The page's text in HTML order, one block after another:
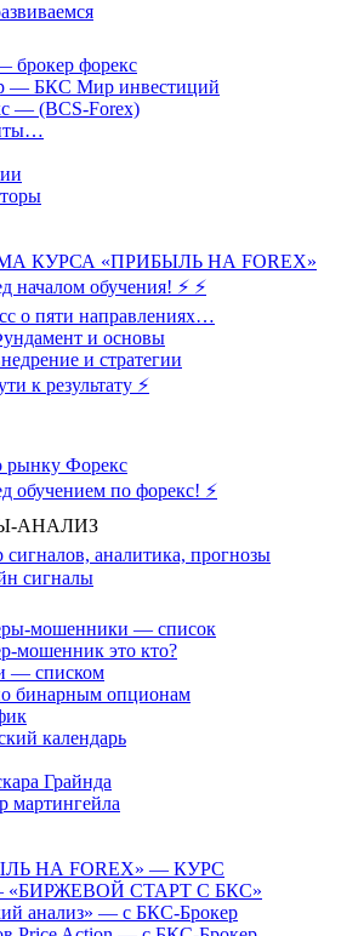
брокер форекс
— БКС Мир инвестиций
— (BCS-Forex)
КУРСА «ПРИБЫЛЬ НА FOREX»
началом обучения! ⚡ ⚡
о пяти направлениях…
и основы
и стратегии
к результату ⚡️
рынку Форекс
обучением по форекс! ⚡
АНАЛИЗ
сигналов, аналитика, прогнозы
сигналы
мошенники — список
мошенник это кто?
— списком
бинарным опционам
календарь
Грайнда
мартингейла
НА FOREX» — КУРС
«БИРЖЕВОЙ СТАРТ С БКС»
анализ» — с БКС-Брокер